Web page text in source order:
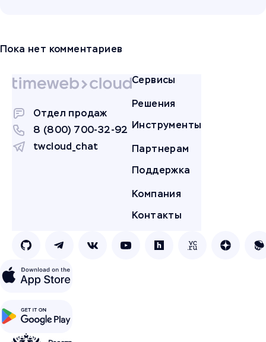
Пока нет комментариев
Отдел продаж
8 (800) 700-32-92
twcloud_chat
Сервисы
Решения
Инструменты
Партнерам
Поддержка
Компания
Контакты